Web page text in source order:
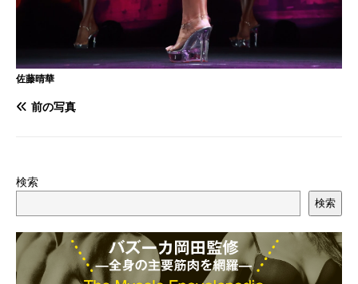
佐藤晴華
前の写真
検索
検索